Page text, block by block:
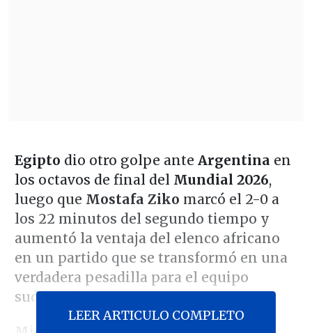
Egipto dio otro golpe ante Argentina en
los octavos de final del Mundial 2026,
luego que Mostafa Ziko marcó el 2-0 a
los 22 minutos del segundo tiempo y
aumentó la ventaja del elenco africano
en un partido que se transformó en una
verdadera pesadilla para el equipo
sudamericano.
LEER ARTICULO COMPLETO